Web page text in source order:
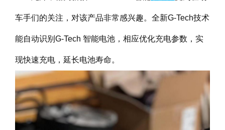
车手们的关注，对该产品非常感兴趣。全新G-Tech技术
能自动识别G-Tech 智能电池，相应优化充电参数，实
现快速充电，延长电池寿命。